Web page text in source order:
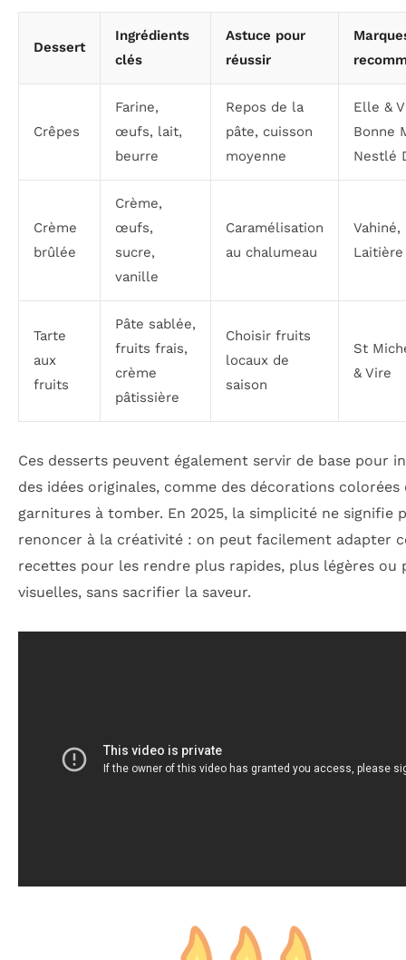
Dessert
Ingrédients
clés
Astuce pour
réussir
Crêpes
Farine,
œufs, lait,
beurre
Repos de la
pâte, cuisson
moyenne
Elle &
Bonne
Nestlé
Crème
brûlée
Crème,
œufs,
sucre,
vanille
Caramélisation
au chalumeau
Vahiné,
Laitière
Tarte
aux
fruits
Pâte sablée,
fruits frais,
crème
pâtissière
Choisir fruits
locaux de
saison
St
& Vire
Ces desserts peuvent également servir de base pour
des idées originales, comme des décorations colorées
garnitures à tomber. En 2025, la simplicité ne signifie
renoncer à la créativité : on peut facilement adapter
recettes pour les rendre plus rapides, plus légères ou
visuelles, sans sacrifier la saveur.